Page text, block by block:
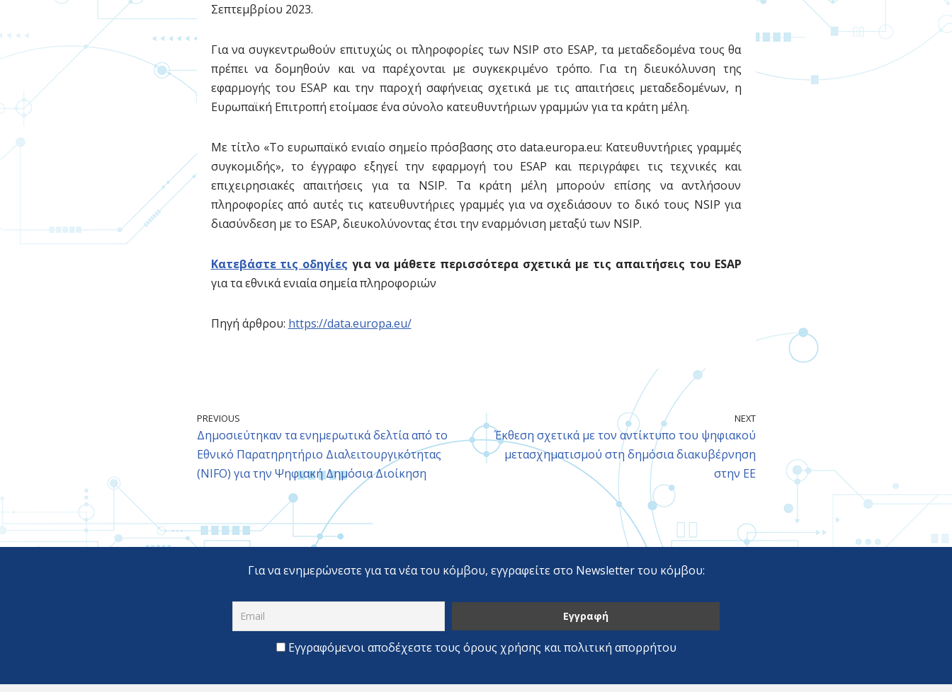
Σεπτεμβρίου 2023.
Για να συγκεντρωθούν επιτυχώς οι πληροφορίες των NSIP στο ESAP, τα μεταδεδομένα τους θα
πρέπει να δομηθούν και να παρέχονται με συγκεκριμένο τρόπο. Για τη διευκόλυνση της
εφαρμογής του ESAP και την παροχή σαφήνειας σχετικά με τις απαιτήσεις μεταδεδομένων, η
Ευρωπαϊκή Επιτροπή ετοίμασε ένα σύνολο κατευθυντήριων γραμμών για τα κράτη μέλη.
Με τίτλο «Το ευρωπαϊκό ενιαίο σημείο πρόσβασης στο data.europa.eu: Κατευθυντήριες γραμμές
συγκομιδής», το έγγραφο εξηγεί την εφαρμογή του ESAP και περιγράφει τις τεχνικές και
επιχειρησιακές απαιτήσεις για τα NSIP. Τα κράτη μέλη μπορούν επίσης να αντλήσουν
πληροφορίες από αυτές τις κατευθυντήριες γραμμές για να σχεδιάσουν το δικό τους NSIP για
διασύνδεση με το ESAP, διευκολύνοντας έτσι την εναρμόνιση μεταξύ των NSIP.
Κατεβάστε τις οδηγίες για να μάθετε περισσότερα σχετικά με τις απαιτήσεις του ESAP
για τα εθνικά ενιαία σημεία πληροφοριών
Πηγή άρθρου: https://data.europa.eu/
PREVIOUS
Δημοσιεύτηκαν τα ενημερωτικά δελτία από το
Εθνικό Παρατηρητήριο Διαλειτουργικότητας
(NIFO) για την Ψηφιακή Δημόσια Διοίκηση
NEXT
Έκθεση σχετικά με τον αντίκτυπο του ψηφιακού
μετασχηματισμού στη δημόσια διακυβέρνηση
στην ΕΕ
Για να ενημερώνεστε για τα νέα του κόμβου, εγγραφείτε στο Newsletter του κόμβου:
Εγγραφόμενοι αποδέχεστε τους όρους χρήσης και πολιτική απορρήτου